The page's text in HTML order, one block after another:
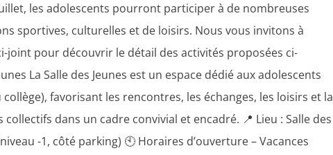
les adolescents pourront participer à de nombreuses
sportives, culturelles et de loisirs. Nous vous invitons à
joint pour découvrir le détail des activités proposées ci-
La Salle des Jeunes est un espace dédié aux adolescents
favorisant les rencontres, les échanges, les loisirs et la
dans un cadre convivial et encadré. 📍 Lieu : Salle des
-1, côté parking) 🕙 Horaires d’ouverture – Vacances